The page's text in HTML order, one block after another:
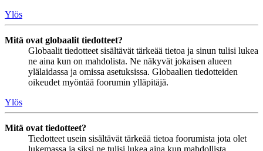
Ylös
Mitä ovat globaalit tiedotteet?
Globaalit tiedotteet sisältävät tärkeää tietoa ja sinun tulisi lukea
ne aina kun on mahdolista. Ne näkyvät jokaisen alueen
ylälaidassa ja omissa asetuksissa. Globaalien tiedotteiden
oikeudet myöntää foorumin ylläpitäjä.
Ylös
Mitä ovat tiedotteet?
Tiedotteet usein sisältävät tärkeää tietoa foorumista jota olet
lukemassa ja siksi ne tulisi lukea aina kun mahdollista.